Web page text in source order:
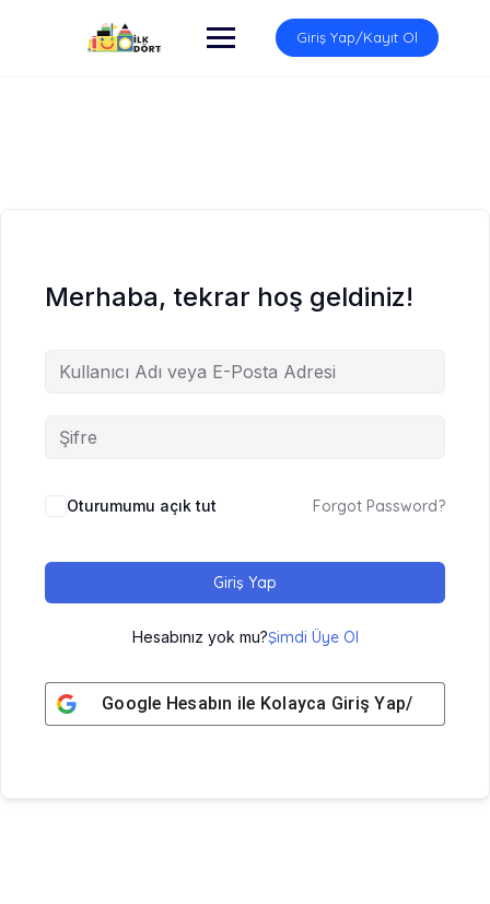
Giriş Yap/Kayıt Ol
Merhaba, tekrar hoş geldiniz!
Oturumumu açık tut Forgot Password?
Giriş Yap
Hesabınız yok mu?Şimdi Üye Ol
Google Hesabın ile Kolayca Giriş Yap/ Üye Ol